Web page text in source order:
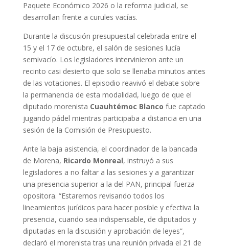
Paquete Económico 2026 o la reforma judicial, se
desarrollan frente a curules vacías.
Durante la discusión presupuestal celebrada entre el
15 y el 17 de octubre, el salón de sesiones lucía
semivacío. Los legisladores intervinieron ante un
recinto casi desierto que solo se llenaba minutos antes
de las votaciones. El episodio reavivó el debate sobre
la permanencia de esta modalidad, luego de que el
diputado morenista Cuauhtémoc Blanco fue captado
jugando pádel mientras participaba a distancia en una
sesión de la Comisión de Presupuesto.
Ante la baja asistencia, el coordinador de la bancada
de Morena, Ricardo Monreal, instruyó a sus
legisladores a no faltar a las sesiones y a garantizar
una presencia superior a la del PAN, principal fuerza
opositora. “Estaremos revisando todos los
lineamientos jurídicos para hacer posible y efectiva la
presencia, cuando sea indispensable, de diputados y
diputadas en la discusión y aprobación de leyes”,
declaró el morenista tras una reunión privada el 21 de